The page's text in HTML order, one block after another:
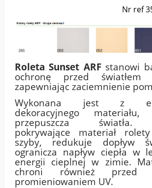
Nr ref
Roleta Sunset ARF stanowi
ochronę przed światłem
zapewniając zaciemnienie
Wykonana jest z
dekoracyjnego
przepuszcza światła.
pokrywające materiał
szyby, redukuje dopływ
ogranicza napływ ciepła w
energii cieplnej w zimie.
chroni również przed
promieniowaniem UV.